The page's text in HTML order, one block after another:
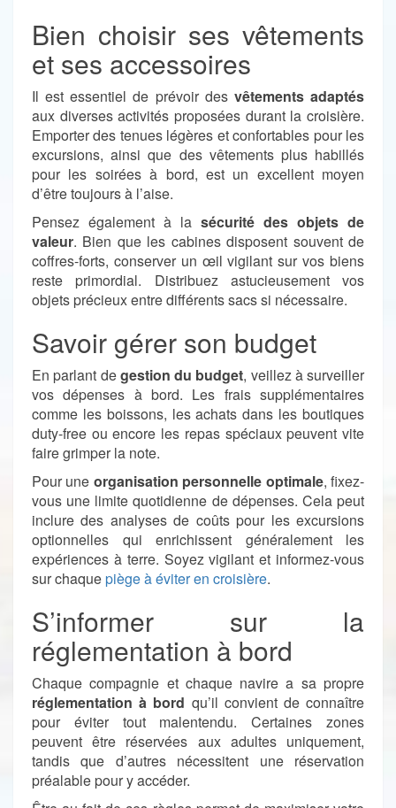
Bien choisir ses vêtements
et ses accessoires
Il est essentiel de prévoir des vêtements adaptés
aux diverses activités proposées durant la croisière.
Emporter des tenues légères et confortables pour les
excursions, ainsi que des vêtements plus habillés
pour les soirées à bord, est un excellent moyen
d’être toujours à l’aise.
Pensez également à la sécurité des objets de
valeur. Bien que les cabines disposent souvent de
coffres-forts, conserver un œil vigilant sur vos biens
reste primordial. Distribuez astucieusement vos
objets précieux entre différents sacs si nécessaire.
Savoir gérer son budget
En parlant degestion du budget, veillez à surveiller
vos dépenses à bord. Les frais supplémentaires
comme les boissons, les achats dans les boutiques
duty-free ou encore les repas spéciaux peuvent vite
faire grimper la note.
Pour une organisation personnelle optimale, fixez-
vous une limite quotidienne de dépenses. Cela peut
inclure des analyses de coûts pour les excursions
optionnelles qui enrichissent généralement les
expériences à terre. Soyez vigilant et informez-vous
sur chaquepiège à éviter en croisière.
S’informer sur la
réglementation à bord
Chaque compagnie et chaque navire a sa propre
réglementation à bord qu’il convient de connaître
pour éviter tout malentendu. Certaines zones
peuvent être réservées aux adultes uniquement,
tandis que d’autres nécessitent une réservation
préalable pour y accéder.